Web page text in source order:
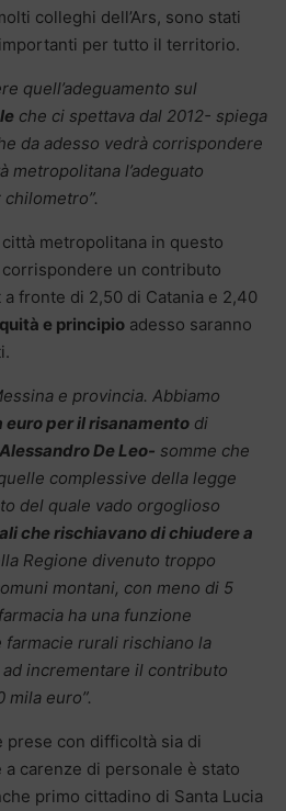
colleghi dell’Ars, sono stati
per tutto il territorio.
quell’adeguamento sul
che ci spettava dal 2012- spiega
da adesso vedrà corrispondere
metropolitana l’adeguato
metropolitana in questo
corrispondere un contributo
fronte di 2,50 di Catania e 2,40
e principio adesso saranno
e provincia. Abbiamo
euro per il risanamento di
Alessandro De Leo- somme che
complessive della legge
del quale vado orgoglioso
che rischiavano di chiudere a
Regione divenuto troppo
montani, con meno di 5
ha una funzione
rurali rischiano la
incrementare il contributo
mila euro”.
prese con difficoltà sia di
carenze di personale è stato
primo cittadino di Santa Lucia